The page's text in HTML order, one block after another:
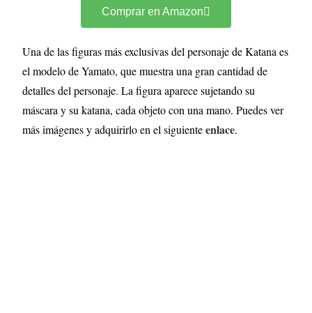
Comprar en Amazon
Una de las figuras más exclusivas del personaje de Katana es
el modelo de Yamato, que muestra una gran cantidad de
detalles del personaje. La figura aparece sujetando su
máscara y su katana, cada objeto con una mano. Puedes ver
más imágenes y adquirirlo en el siguienteenlace.